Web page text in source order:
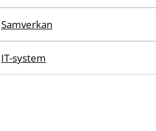
Samverkan
IT-system